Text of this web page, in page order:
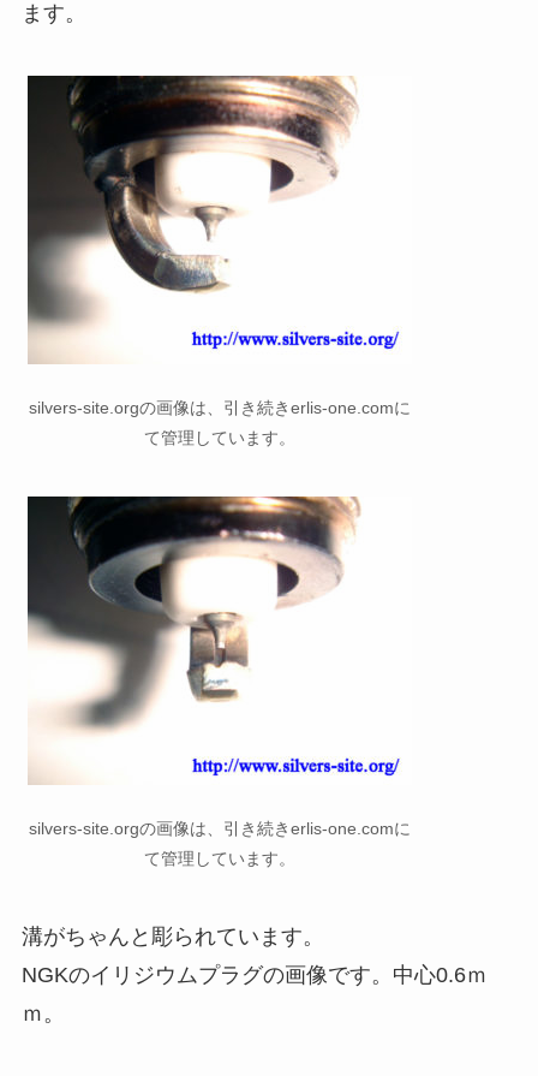
ます。
silvers-site.orgの画像は、引き続きerlis-one.comに
て管理しています。
silvers-site.orgの画像は、引き続きerlis-one.comに
て管理しています。
溝がちゃんと彫られています。
NGKのイリジウムプラグの画像です。中心0.6ｍ
ｍ。